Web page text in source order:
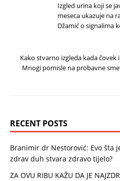
Izgled urina koji se
meseca ukazuje na
Džamić o signalima
Kako stvarno izgleda kada čovek
Mnogi pomisle na probavne
RECENT POSTS
Branimir dr Nestorović: Evo šta
zdrav duh stvara zdravo tijelo?
ZA OVU RIBU KAŽU DA JE